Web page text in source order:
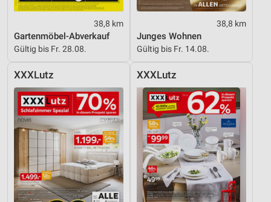
38,8 km
Gartenmöbel-Abverkauf
Gültig bis Fr. 28.08.
38,8 km
Junges Wohnen
Gültig bis Fr. 14.08.
XXXLutz XXXLutz